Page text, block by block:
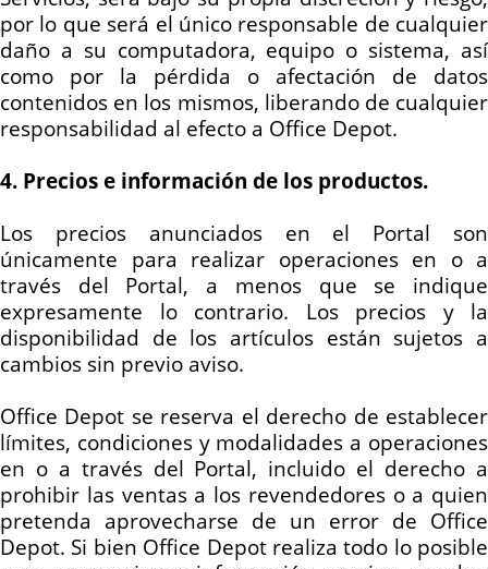
por lo que será el único responsable de cualquier
daño a su computadora, equipo o sistema, así
como por la pérdida o afectación de datos
contenidos en los mismos, liberando de cualquier
responsabilidad al efecto a Office Depot.
4. Precios e información de los productos.
Los precios anunciados en el Portal son
únicamente para realizar operaciones en o a
través del Portal, a menos que se indique
expresamente lo contrario. Los precios y la
disponibilidad de los artículos están sujetos a
cambios sin previo aviso.
Office Depot se reserva el derecho de establecer
límites, condiciones y modalidades a operaciones
en o a través del Portal, incluido el derecho a
prohibir las ventas a los revendedores o a quien
pretenda aprovecharse de un error de Office
Depot. Si bien Office Depot realiza todo lo posible